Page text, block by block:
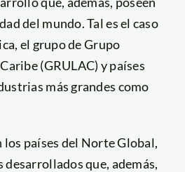
del mundo. Tal es el caso
el grupo deGrupo
(GRULAC) y países
más grandes como
países del Norte Global,
desarrollados que, además,